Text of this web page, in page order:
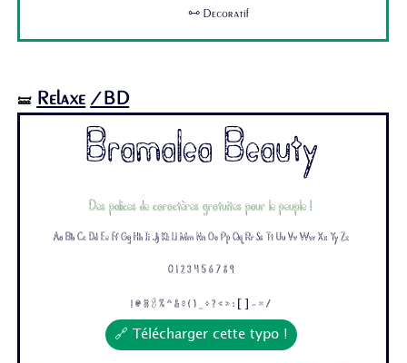
🜺 Decoratif
🝛 Relaxe /BD
Bramalea Beauty
Des polices de caractères gratuites pour le peuple !
Aa Bb Cc Dd Ee Ff Gg Hh Ii Jj Kk Ll Mm Nn Oo Pp Qq Rr Ss Tt Uu Vv Ww Xx Yy Zz
0 1 2 3 4 5 6 7 8 9
! @ # $ % ^ & * ( ) _ + ? < > : [ ] - = /
🔗 Télécharger cette typo !